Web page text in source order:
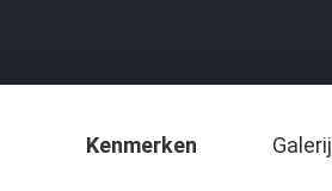
Kenmerken Galerij